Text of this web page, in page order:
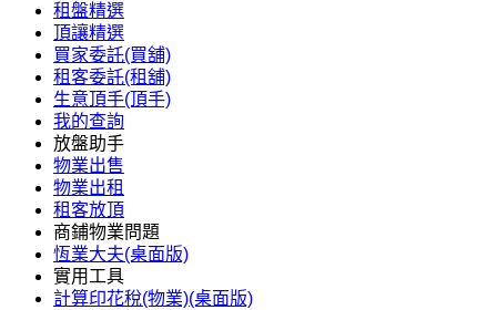
租盤精選
頂讓精選
買家委託(買舖)
租客委託(租舖)
生意頂手(頂手)
我的查詢
放盤助手
物業出售
物業出租
租客放頂
商鋪物業問題
恆業大夫(桌面版)
實用工具
計算印花稅(物業)(桌面版)